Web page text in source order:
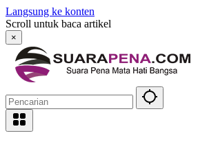
Langsung ke konten
Scroll untuk baca artikel
×